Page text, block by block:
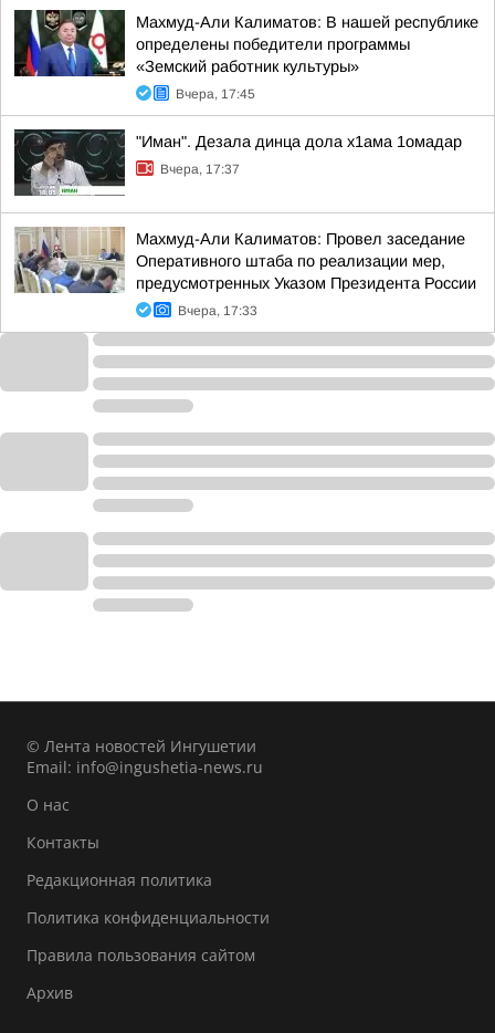
Махмуд-Али Калиматов: В нашей республике
определены победители программы
«Земский работник культуры»
Вчера, 17:45
"Иман". Дезала динца дола х1ама 1омадар
Вчера, 17:37
Махмуд-Али Калиматов: Провел заседание
Оперативного штаба по реализации мер,
предусмотренных Указом Президента России
Вчера, 17:33
© Лента новостей Ингушетии
Email: info@ingushetia-news.ru
О нас
Контакты
Редакционная политика
Политика конфиденциальности
Правила пользования сайтом
Архив